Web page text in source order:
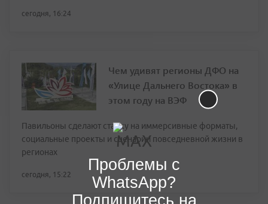
сегодня, 16:24
Чем удивят регионы ДФО на
«Улице Дальнего Востока» в
этом году на ВЭФ
Павильоны сделают ставку на иммерсивные форматы,
социальные проекты и сценарии повседневной жизни в
регионах
сегодня, 15:22
Проблемы с
WhatsApp?
Подпишитесь на